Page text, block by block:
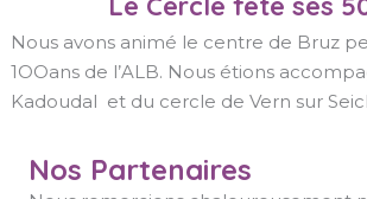
Nous avons animé le centre de Bruz
1OOans de l’ALB. Nous étions
Kadoudal et du cercle de Vern sur
Nos Partenaires